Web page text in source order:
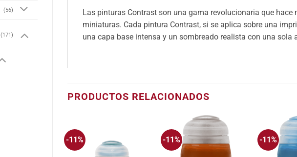
(56)
(171)
Las pinturas Contrast son una gama revolucionaria que
miniaturas. Cada pintura Contrast, si se aplica sobre una
una capa base intensa y un sombreado realista con una sola
PRODUCTOS RELACIONADOS
-11% -11%
Añadir
a la
lista
-11%